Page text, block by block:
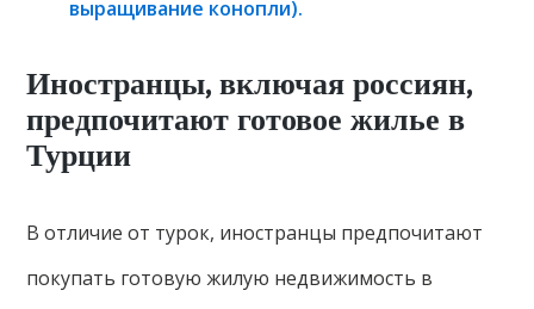
выращивание конопли).
Иностранцы, включая россиян,
предпочитают готовое жилье в
Турции
В отличие от турок, иностранцы предпочитают
покупать готовую жилую недвижимость в